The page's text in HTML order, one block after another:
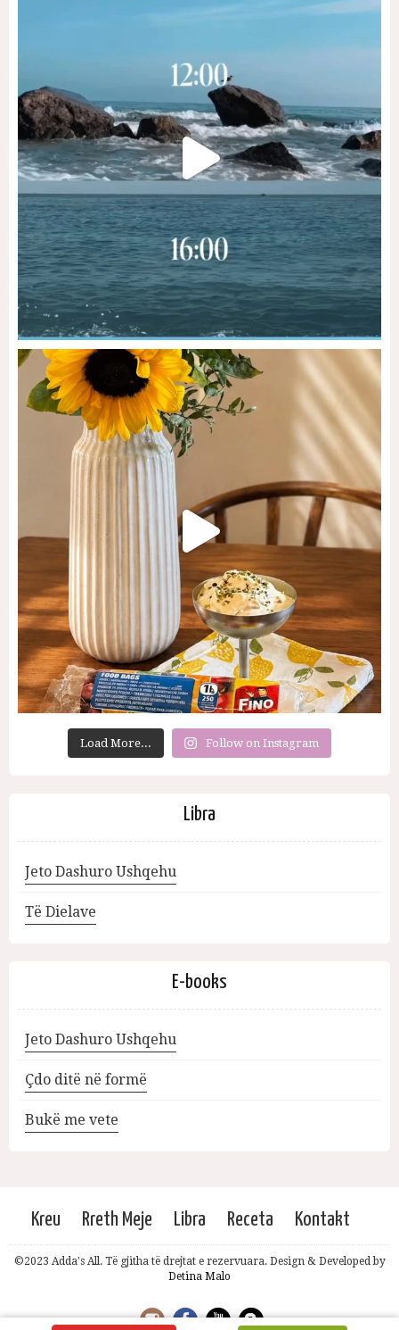
Load More... Follow on Instagram
Libra
Jeto Dashuro Ushqehu
Të Dielave
E-books
Jeto Dashuro Ushqehu
Çdo ditë në formë
Bukë me vete
Kreu Rreth Meje Libra Receta Kontakt
©2023 Adda's All. Të gjitha të drejtat e rezervuara. Design & Developed by
Detina Malo